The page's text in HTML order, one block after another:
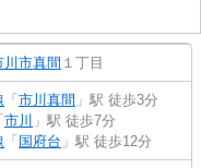
川市真間 １丁目
「 市川真間 」駅 徒歩3分
市川 」駅 徒歩7分
「 国府台 」駅 徒歩12分